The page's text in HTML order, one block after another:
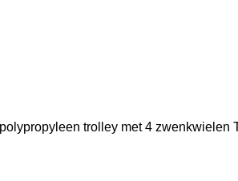
trolley met 4 zwenkwielen